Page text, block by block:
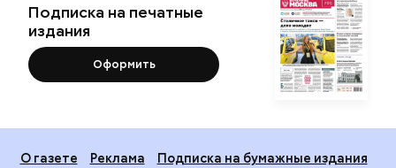
Подписка на печатные
издания
Оформить
О газете Реклама
Подписка на бумажные издания